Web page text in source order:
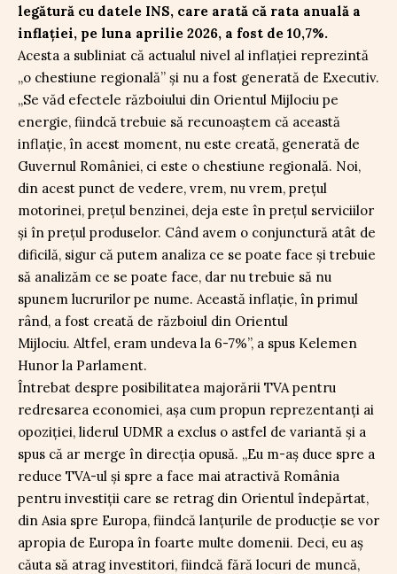
legătură cu datele INS, care arată că rata anuală a
inflației, pe luna aprilie 2026, a fost de 10,7%.
Acesta a subliniat că actualul nivel al inflației reprezintă
„o chestiune regională” și nu a fost generată de Executiv.
„Se văd efectele războiului din Orientul Mijlociu pe
energie, fiindcă trebuie să recunoaștem că această
inflație, în acest moment, nu este creată, generată de
Guvernul României, ci este o chestiune regională. Noi,
din acest punct de vedere, vrem, nu vrem, prețul
motorinei, prețul benzinei, deja este în prețul serviciilor
și în prețul produselor. Când avem o conjunctură atât de
dificilă, sigur că putem analiza ce se poate face și trebuie
să analizăm ce se poate face, dar nu trebuie să nu
spunem lucrurilor pe nume. Această inflație, în primul
rând, a fost creată de războiul din Orientul
Mijlociu. Altfel, eram undeva la 6-7%”, a spus Kelemen
Hunor la Parlament.
Întrebat despre posibilitatea majorării TVA pentru
redresarea economiei, așa cum propun reprezentanți ai
opoziției, liderul UDMR a exclus o astfel de variantă și a
spus că ar merge în direcția opusă. „Eu m-aș duce spre a
reduce TVA-ul și spre a face mai atractivă România
pentru investiții care se retrag din Orientul îndepărtat,
din Asia spre Europa, fiindcă lanțurile de producție se vor
apropia de Europa în foarte multe domenii. Deci, eu aș
căuta să atrag investitori, fiindcă fără locuri de muncă,